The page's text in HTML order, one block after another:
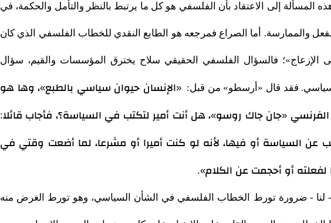
المسألة إلى الاعتقاد بأن الفلسفي هو كل ما يرتبط بالنظر والتأمل والحكمة، في
والممارسة. أما الصراع فمرجعه هو الطابع النقدي للخطاب الفلسفي الذي كان
الإزعاج»؛ فالسؤال الفلسفي الحقيقي سلاح يخترق المؤسسات والقيم، سؤال
فقد قال «أرسطو» من قبل: «الإنسان حيوان سياسي بالطبع»، وها هو
«جان جاك روسو»، هل أنت أمير لتكتب في السياسة؟، فأجاب قائلا:
عن السياسة أو فيها، لأنه لو كنت أميرا أو مشرعا، لما أضعت وقتي في
أو أحجمت عن الكلام».
لنا - ضرورة تورط الخطاب الفلسفي في الشأن السياسي، وهو تورط الغرض منه